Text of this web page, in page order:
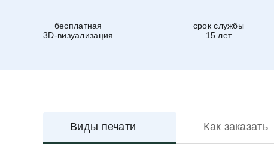
бесплатная
3D-визуализация
срок службы
15 лет
Виды печати Как заказать